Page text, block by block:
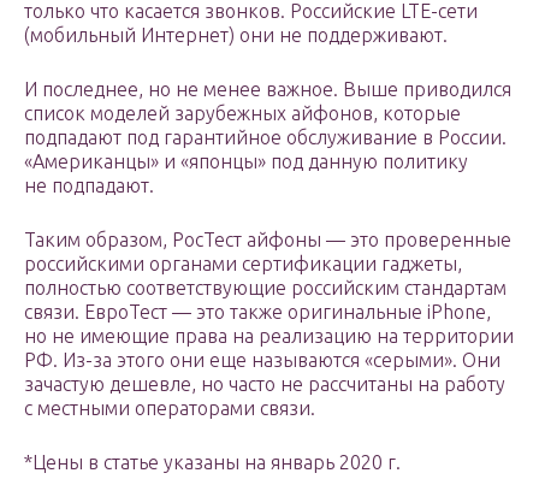
только что касается звонков. Российские LTE-сети
(мобильный Интернет) они не поддерживают.
И последнее, но не менее важное. Выше приводился
список моделей зарубежных айфонов, которые
подпадают под гарантийное обслуживание в России.
«Американцы» и «японцы» под данную политику
не подпадают.
Таким образом, РосТест айфоны — это проверенные
российскими органами сертификации гаджеты,
полностью соответствующие российским стандартам
связи. ЕвроТест — это также оригинальные iPhone,
но не имеющие права на реализацию на территории
РФ. Из-за этого они еще называются «серыми». Они
зачастую дешевле, но часто не рассчитаны на работу
с местными операторами связи.
*Цены в статье указаны на январь 2020 г.